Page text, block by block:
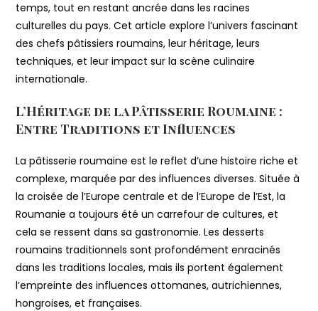
temps, tout en restant ancrée dans les racines
culturelles du pays. Cet article explore l’univers fascinant
des chefs pâtissiers roumains, leur héritage, leurs
techniques, et leur impact sur la scène culinaire
internationale.
L’Héritage de la Pâtisserie Roumaine :
Entre Traditions et Influences
La pâtisserie roumaine est le reflet d’une histoire riche et
complexe, marquée par des influences diverses. Située à
la croisée de l’Europe centrale et de l’Europe de l’Est, la
Roumanie a toujours été un carrefour de cultures, et
cela se ressent dans sa gastronomie. Les desserts
roumains traditionnels sont profondément enracinés
dans les traditions locales, mais ils portent également
l’empreinte des influences ottomanes, autrichiennes,
hongroises, et françaises.